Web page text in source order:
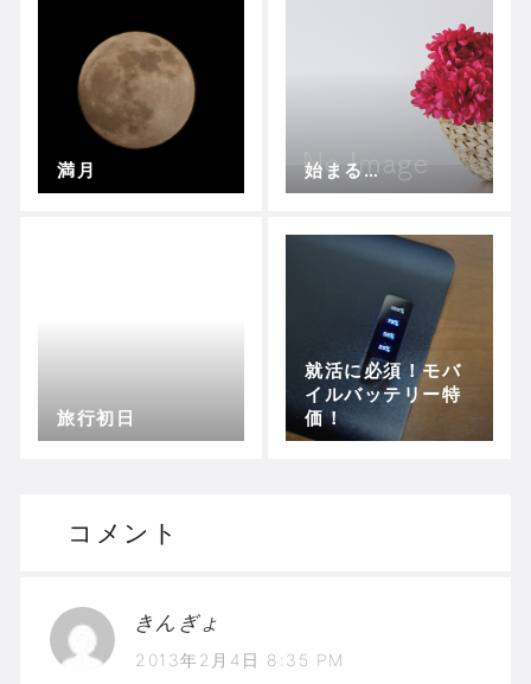
満月 始まる…
旅行初日
就活に必須！モバ
イルバッテリー特
価！
コメント
きんぎょ
2013年2月4日 8:35 PM